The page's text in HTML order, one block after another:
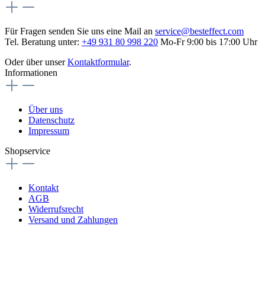
Für Fragen senden Sie uns eine Mail an service@besteffect.com
Tel. Beratung unter: +49 931 80 998 220 Mo-Fr 9:00 bis 17:00 Uhr
Oder über unserKontaktformular.
Informationen
Über uns
Datenschutz
Impressum
Shopservice
Kontakt
AGB
Widerrufsrecht
Versand und Zahlungen